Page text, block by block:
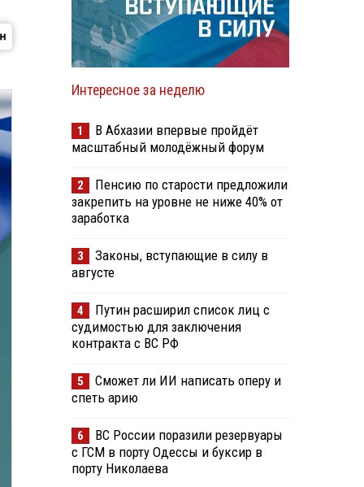
Интересное за неделю
1
В Абхазии впервые пройдёт
масштабный молодёжный форум
2
Пенсию по старости предложили
закрепить на уровне не ниже 40% от
заработка
3
Законы, вступающие в силу в
августе
4
Путин расширил список лиц с
судимостью для заключения
контракта с ВС РФ
5
Сможет ли ИИ написать оперу и
спеть арию
6
ВС России поразили резервуары
с ГСМ в порту Одессы и буксир в
порту Николаева